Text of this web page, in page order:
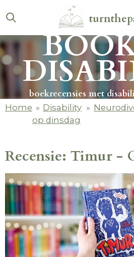
Ga
direct
naar
de
hoofdinhoud
boekrecensies met
Home » Disability
op dinsdag
»
Recensie: Timur -